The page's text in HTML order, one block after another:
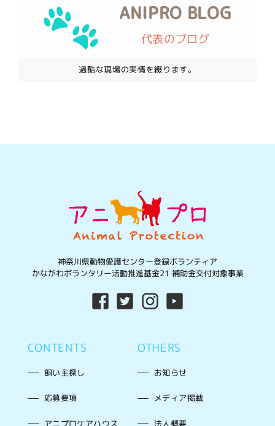
ANIPRO BLOG
代表のブログ
過酷な現場の実情を綴ります。
CONTENTS
飼い主探し
応募要項
アニプロケアハウス
神奈川県動物愛護センター登録ボランティア
かながわボランタリー活動推進基金21 補助金交付対象事業
OTHERS
お知らせ
メディア掲載
法人概要